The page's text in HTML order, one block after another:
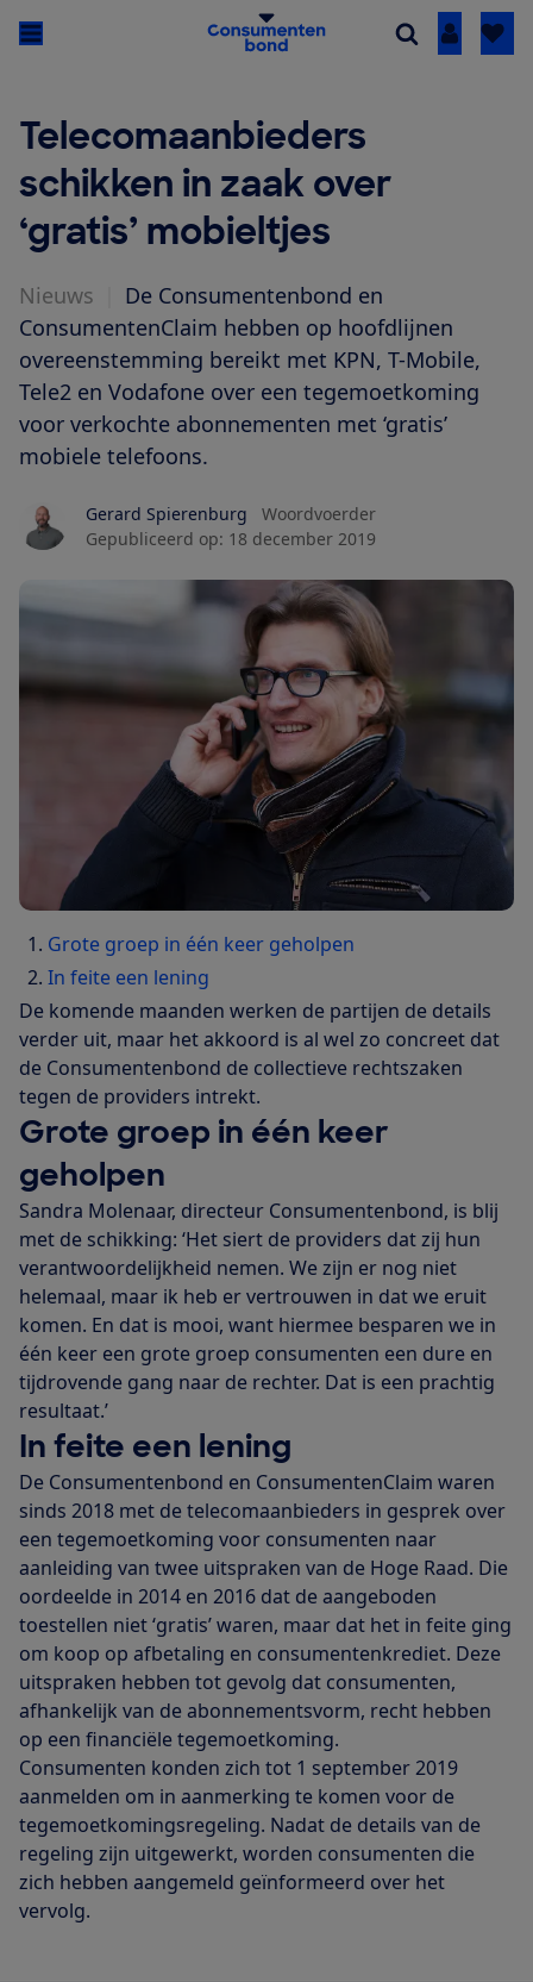
Inloggen
Telecomaanbieders
schikken in zaak over
‘gratis’ mobieltjes
Nieuws
De Consumentenbond en
ConsumentenClaim hebben op hoofdlijnen
overeenstemming bereikt met KPN, T-Mobile,
Tele2 en Vodafone over een tegemoetkoming
voor verkochte abonnementen met ‘gratis’
mobiele telefoons.
Gerard Spierenburg
Woordvoerder
Gepubliceerd op: 18 december 2019
Grote groep in één keer geholpen
In feite een lening
De komende maanden werken de partijen de details
verder uit, maar het akkoord is al wel zo concreet dat
de Consumentenbond de collectieve rechtszaken
tegen de providers intrekt.
Grote groep in één keer
geholpen
Sandra Molenaar, directeur Consumentenbond, is blij
met de schikking: ‘Het siert de providers dat zij hun
verantwoordelijkheid nemen. We zijn er nog niet
helemaal, maar ik heb er vertrouwen in dat we eruit
komen. En dat is mooi, want hiermee besparen we in
één keer een grote groep consumenten een dure en
tijdrovende gang naar de rechter. Dat is een prachtig
resultaat.’
In feite een lening
De Consumentenbond en ConsumentenClaim waren
sinds 2018 met de telecomaanbieders in gesprek over
een tegemoetkoming voor consumenten naar
aanleiding van twee uitspraken van de Hoge Raad. Die
oordeelde in 2014 en 2016 dat de aangeboden
toestellen niet ‘gratis’ waren, maar dat het in feite ging
om koop op afbetaling en consumentenkrediet. Deze
uitspraken hebben tot gevolg dat consumenten,
afhankelijk van de abonnementsvorm, recht hebben
op een financiële tegemoetkoming.
Consumenten konden zich tot 1 september 2019
aanmelden om in aanmerking te komen voor de
tegemoetkomingsregeling. Nadat de details van de
regeling zijn uitgewerkt, worden consumenten die
zich hebben aangemeld geïnformeerd over het
vervolg.